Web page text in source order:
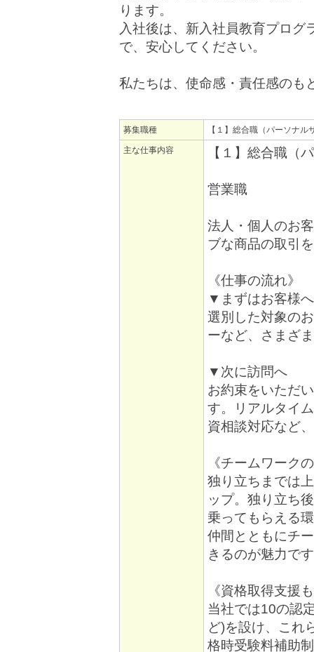
ります。
入社後は、新入社員教育プロ
で、安心してください。
私たちは、使命感・責任感のも
募集職種 【１】総合職（パーソナ
主な仕事内容 【１】総合職（
営業職
法人・個人のお
ブな商品の取引
《仕事の流れ》
▼まずはお客様
選別した対象の
ーなど、さまざ
▼次に訪問へ
お約束をいただ
す。リアルタイ
資相談対応など
《チームワーク
独り立ちまでは
ップ。独り立ち
乗ってもらえる
仲間とともにチ
きるのが魅力で
《資格取得支援
当社では10の認
ど)を設け、これ
格時受験料補助